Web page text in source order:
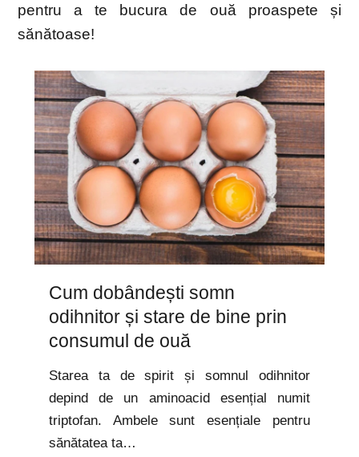
pentru a te bucura de ouă proaspete și
sănătoase!
Cum dobândești somn
odihnitor și stare de bine prin
consumul de ouă
Starea ta de spirit și somnul odihnitor
depind de un aminoacid esențial numit
triptofan. Ambele sunt esențiale pentru
sănătatea ta…